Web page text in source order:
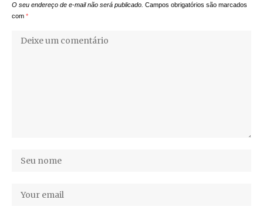
O seu endereço de e-mail não será publicado. Campos obrigatórios são marcados
com *